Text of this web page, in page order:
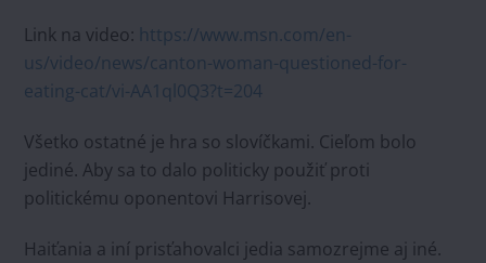
Link na video: https://www.msn.com/en-
us/video/news/canton-woman-questioned-for-
eating-cat/vi-AA1ql0Q3?t=204
Všetko ostatné je hra so slovíčkami. Cieľom bolo
jediné. Aby sa to dalo politicky použiť proti
politickému oponentovi Harrisovej.
Haiťania a iní prisťahovalci jedia samozrejme aj iné.